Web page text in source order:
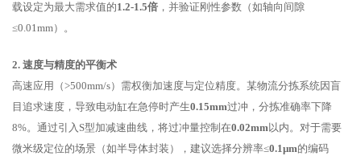
载设定为最大需求值的1.2-1.5倍 ，并验证刚性参数（如轴向间隙
≤0.01mm）。
2. 速度与精度的平衡术
高速应用（>500mm/s）需权衡加速度与定位精度。某物流分拣系统因盲
目追求速度，导致电动缸在急停时产生0.15mm过冲，分拣准确率下降
8%。通过引入S型加减速曲线，将过冲量控制在0.02mm以内。对于需要
微米级定位的场景（如半导体封装），建议选择分辨率≤0.1μm的编码